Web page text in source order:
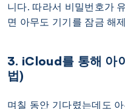
니다. 따라서 비밀번호가
면 아무도 기기를 잠금 해
3. iCloud를 통해 아
법)
며칠 동안 기다렸는데도